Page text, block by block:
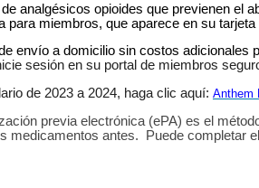
analgésicos opioides que previenen
miembros, que aparece en su tarjeta
envío a domicilio sin costos adicionales
sesión en su portal de miembros
de 2023 a 2024, haga clic aquí: Anthem
previa electrónica (ePA) es el
medicamentos antes. Puede